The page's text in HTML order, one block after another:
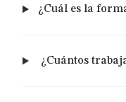
¿Cuál es la
¿Cuántos